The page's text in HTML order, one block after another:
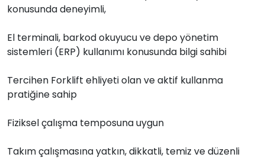
konusunda deneyimli,
El terminali, barkod okuyucu ve depo yönetim
sistemleri (ERP) kullanımı konusunda bilgi sahibi
Tercihen Forklift ehliyeti olan ve aktif kullanma
pratiğine sahip
Fiziksel çalışma temposuna uygun
Takım çalışmasına yatkın, dikkatli, temiz ve düzenli